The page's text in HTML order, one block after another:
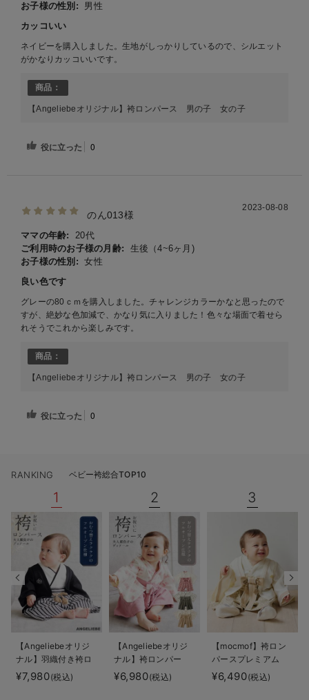
お子様の性別:
男性
カッコいい
ネイビーを購入しました。生地がしっかりしているので、シルエット
がかなりカッコいいです。
商品：
【Angeliebeオリジナル】袴ロンパース 男の子 女の子
役に立った 0
のん013様
2023-08-08
ママの年齢:
20代
ご利用時のお子様の月齢:
生後（4~6ヶ月)
お子様の性別: 女性
良い色です
グレーの80ｃｍを購入しました。チャレンジカラーかなと思ったので
すが、絶妙な色加減で、かなり気に入りました！色々な場面で着せら
れそうでこれから楽しみです。
商品：
【Angeliebeオリジナル】袴ロンパース 男の子 女の子
役に立った 0
RANKING ベビー袴総合TOP10
1
【Angeliebeオリジ
ナル】羽織付き袴ロ
ンパース 男の子
¥7,980(税込)
2
【Angeliebeオリジ
ナル】袴ロンパー
ス 男の子 女の子
¥6,980(税込)
3
【mocmof】袴ロン
パースプレミアム
男の子
¥6,490(税込)